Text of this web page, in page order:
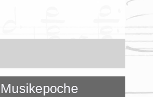
Musikepoche